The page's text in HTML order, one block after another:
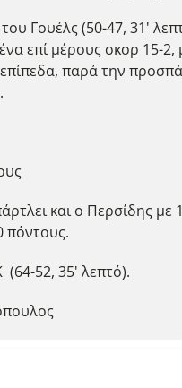
Γουέλς (50-47, 31'
επί μέρους σκορ
παρά την
και ο Περσίδης με
πόντους.
52, 35' λεπτό).